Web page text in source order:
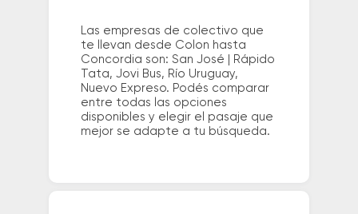
Las empresas de colectivo que
te llevan desde Colon hasta
Concordia son: San José | Rápido
Tata, Jovi Bus, Río Uruguay,
Nuevo Expreso. Podés comparar
entre todas las opciones
disponibles y elegir el pasaje que
mejor se adapte a tu búsqueda.